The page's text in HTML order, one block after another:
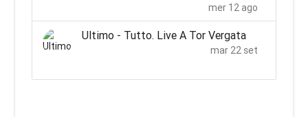
mer 12 ago
Ultimo - Tutto. Live A Tor Vergata
mar 22 set